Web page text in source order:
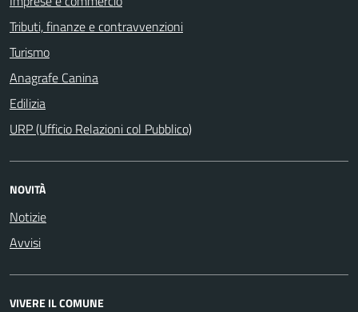
Tributi, finanze e contravvenzioni
Turismo
Anagrafe Canina
Edilizia
URP (Ufficio Relazioni col Pubblico)
NOVITÀ
Notizie
Avvisi
VIVERE IL COMUNE